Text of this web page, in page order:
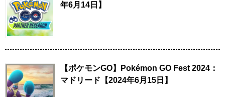
年6月14日】
【ポケモンGO】Pokémon GO Fest 2024：
マドリード【2024年6月15日】